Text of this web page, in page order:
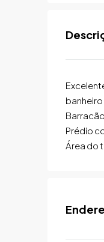
Prédio
Área do